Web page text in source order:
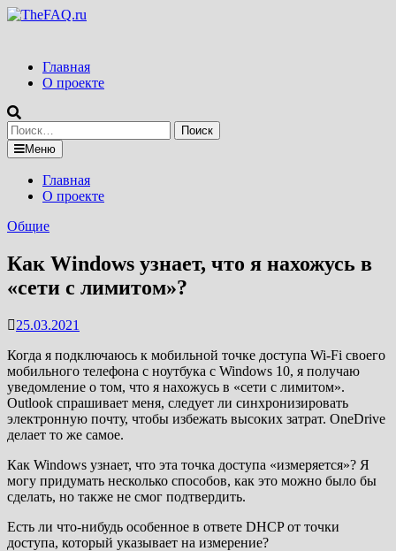
Перейти
Главная
О проекте
Найти:
Меню
Главная
О проекте
Общие
Как Windows узнает, что я нахожусь в
«сети с лимитом»?
25.03.2021
Когда я подключаюсь к мобильной точке доступа Wi-Fi своего
мобильного телефона с ноутбука с Windows 10, я получаю
уведомление о том, что я нахожусь в «сети с лимитом».
Outlook спрашивает меня, следует ли синхронизировать
электронную почту, чтобы избежать высоких затрат. OneDrive
делает то же самое.
Как Windows узнает, что эта точка доступа «измеряется»? Я
могу придумать несколько способов, как это можно было бы
сделать, но также не смог подтвердить.
Есть ли что-нибудь особенное в ответе DHCP от точки
доступа, который указывает на измерение?